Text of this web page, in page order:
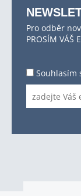
Pro odběr
PROSÍM VÁŠ
Souhlasím